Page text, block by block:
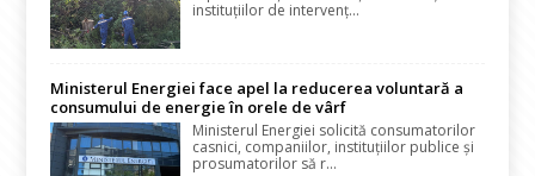
instituțiilor de intervenț...
Ministerul Energiei face apel la reducerea voluntară a
consumului de energie în orele de vârf
Ministerul Energiei solicită consumatorilor
casnici, companiilor, instituțiilor publice și
prosumatorilor să r...